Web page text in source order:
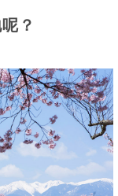
？